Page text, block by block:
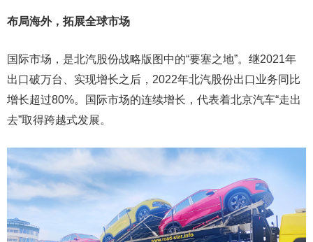
布局海外，拓展全球市场
国际市场，是北汽股份战略版图中的“要塞之地”。继2021年
出口破万台、实现增长之后，2022年北汽股份出口业务同比
增长超过80%。国际市场的连续增长，代表着北京汽车“走出
去”取得跨越式发展。